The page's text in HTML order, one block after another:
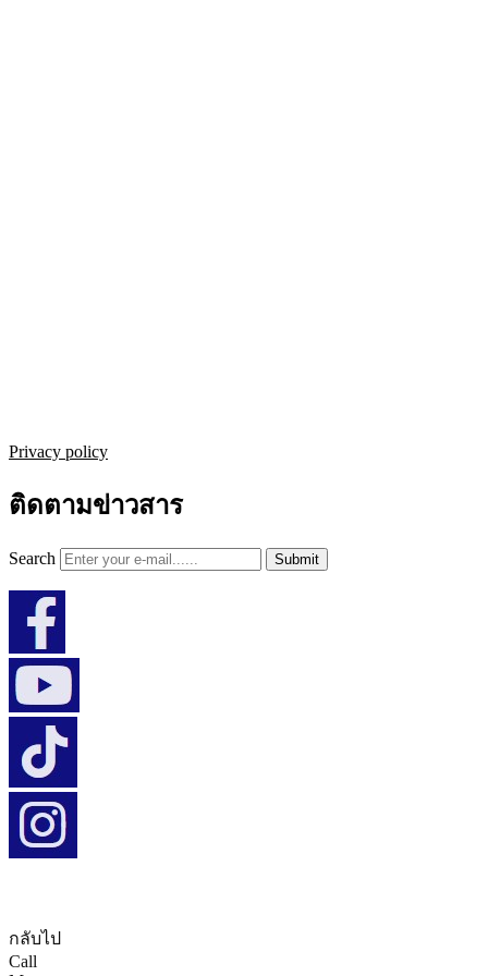
Privacy policy
ติดตามข่าวสาร
Search Submit
กลับไป
Call